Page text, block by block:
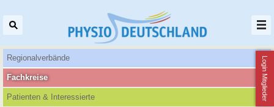
Login Mitglieder
Regionalverbände
Patienten‌ & Interessierte
Fachkreise